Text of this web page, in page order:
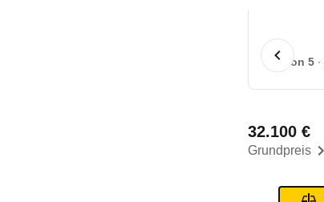
1 von 5
Grundpreis
32.100 €